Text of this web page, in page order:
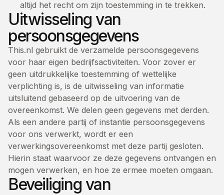
altijd het recht om zijn toestemming in te trekken.
Uitwisseling van
persoonsgegevens
This.nl gebruikt de verzamelde persoonsgegevens
voor haar eigen bedrijfsactiviteiten. Voor zover er
geen uitdrukkelijke toestemming of wettelijke
verplichting is, is de uitwisseling van informatie
uitsluitend gebaseerd op de uitvoering van de
overeenkomst. We delen geen gegevens met derden.
Als een andere partij of instantie persoonsgegevens
voor ons verwerkt, wordt er een
verwerkingsovereenkomst met deze partij gesloten.
Hierin staat waarvoor ze deze gegevens ontvangen en
mogen verwerken, en hoe ze ermee moeten omgaan.
Beveiliging van